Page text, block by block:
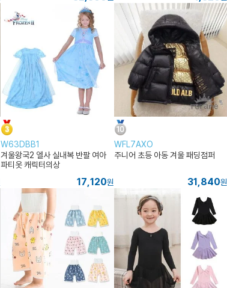
W63DBB1
겨울왕국2 엘사 실내복 반팔 여아
파티옷 캐릭터의상
17,120원
WFL7AXO
주니어 초등 아동 겨울 패딩점퍼
31,840원